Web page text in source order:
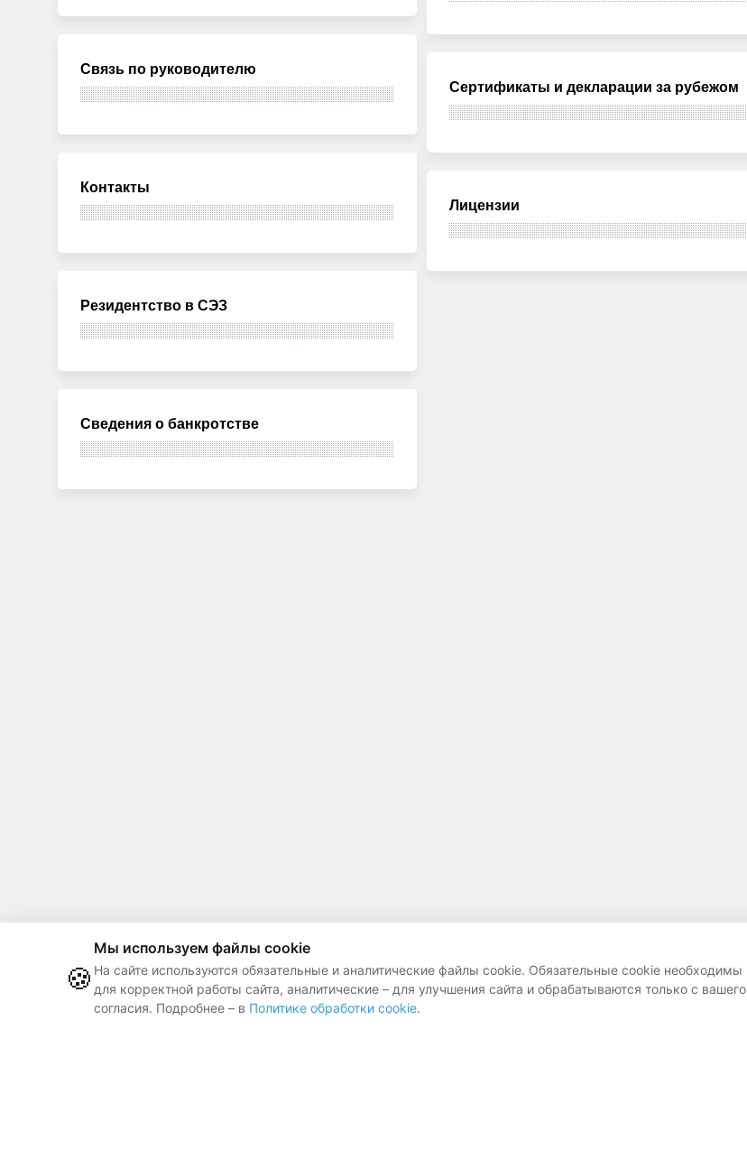
Связь по руководителю
Контакты
Резидентство в СЭЗ
Сведения о банкротстве
Сертификаты и декларации за рубежом
Лицензии
🍪
Мы используем файлы cookie
На сайте используются обязательные и аналитические файлы cookie. Обязательные cookie необходимы
для корректной работы сайта, аналитические – для улучшения сайта и обрабатываются только с вашего
согласия. Подробнее – в Политике обработки cookie.